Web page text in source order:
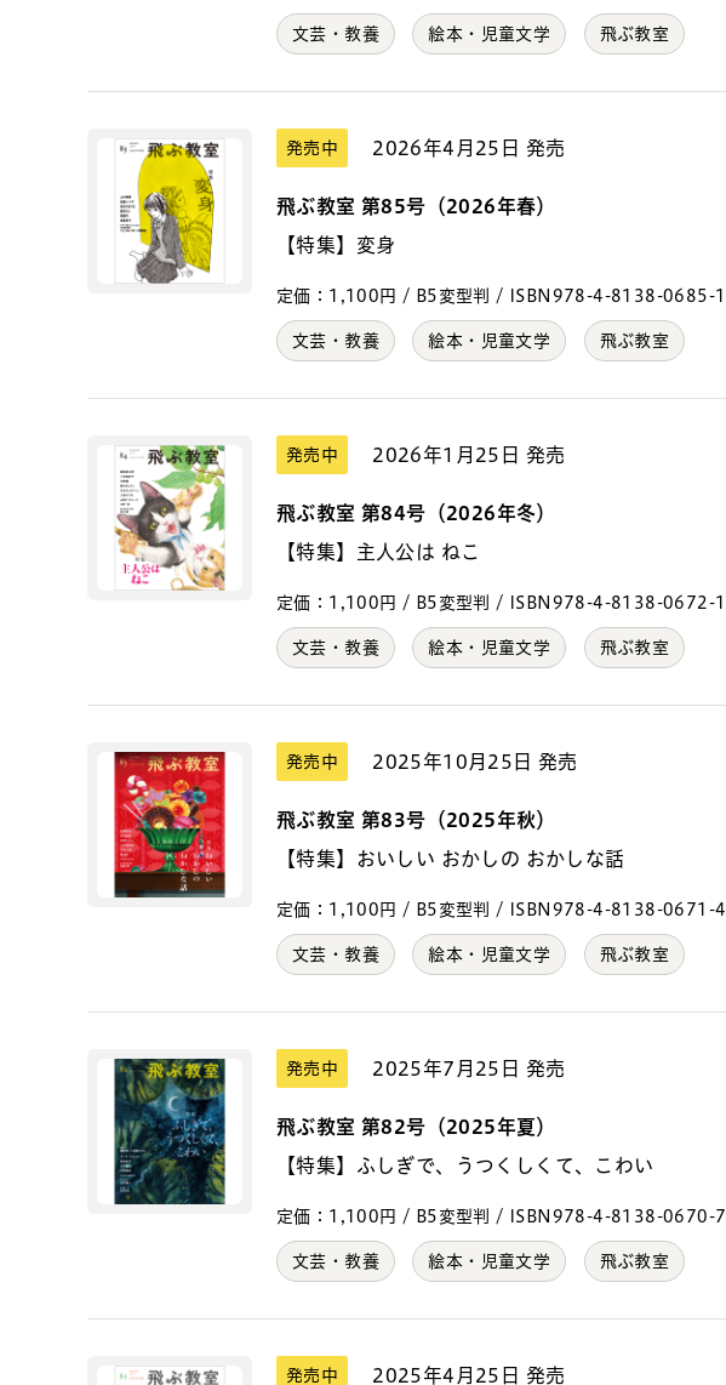
文芸・教養 絵本・児童文学 飛ぶ教室
発売中 2026年4月25日 発売
飛ぶ教室 第85号（2026年春）
【特集】変身
定価：1,100円 / B5変型判 / ISBN978-4-8138-0685-1
文芸・教養 絵本・児童文学 飛ぶ教室
発売中 2026年1月25日 発売
飛ぶ教室 第84号（2026年冬）
【特集】主人公は ねこ
定価：1,100円 / B5変型判 / ISBN978-4-8138-0672-1
文芸・教養 絵本・児童文学 飛ぶ教室
発売中 2025年10月25日 発売
飛ぶ教室 第83号（2025年秋）
【特集】おいしい おかしの おかしな話
定価：1,100円 / B5変型判 / ISBN978-4-8138-0671-4
文芸・教養 絵本・児童文学 飛ぶ教室
発売中 2025年7月25日 発売
飛ぶ教室 第82号（2025年夏）
【特集】ふしぎで、うつくしくて、こわい
定価：1,100円 / B5変型判 / ISBN978-4-8138-0670-7
文芸・教養 絵本・児童文学 飛ぶ教室
発売中 2025年4月25日 発売